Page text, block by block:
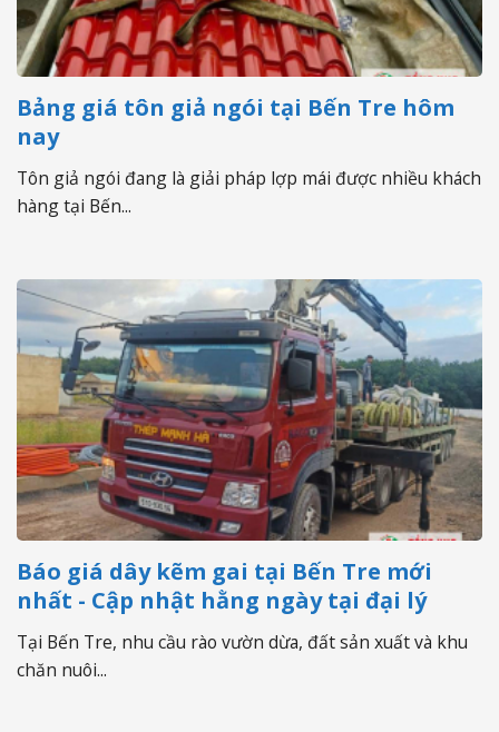
Bảng giá tôn giả ngói tại Bến Tre hôm
nay
Tôn giả ngói đang là giải pháp lợp mái được nhiều khách
hàng tại Bến...
Báo giá dây kẽm gai tại Bến Tre mới
nhất - Cập nhật hằng ngày tại đại lý
Tại Bến Tre, nhu cầu rào vườn dừa, đất sản xuất và khu
chăn nuôi...